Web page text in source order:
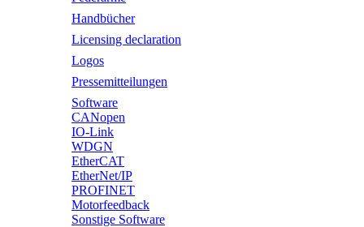
Handbücher
Licensing declaration
Logos
Pressemitteilungen
Software
CANopen
IO-Link
WDGN
EtherCAT
EtherNet/IP
PROFINET
Motorfeedback
Sonstige Software